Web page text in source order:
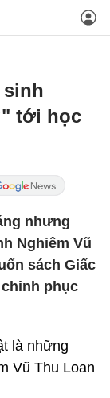
tới học
nhưng
Nghiêm Vũ
sách Giấc
phục
là những
Vũ Thu Loan